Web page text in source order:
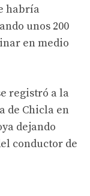
habría
unos 200
en medio
registró a la
de Chicla en
dejando
conductor de